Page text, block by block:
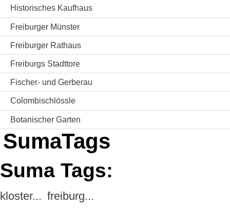
Historisches Kaufhaus
Freiburger Münster
Freiburger Rathaus
Freiburgs Stadttore
Fischer- und Gerberau
Colombischlössle
Botanischer Garten
SumaTags
Suma Tags:
kloster... freiburg...